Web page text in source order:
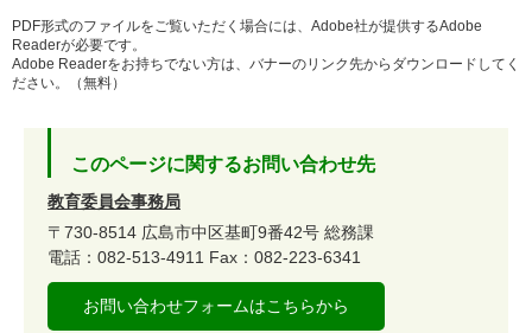
PDF形式のファイルをご覧いただく場合には、Adobe社が提供するAdobe
Readerが必要です。
Adobe Readerをお持ちでない方は、バナーのリンク先からダウンロードしてく
ださい。（無料）
このページに関するお問い合わせ先
教育委員会事務局
〒730-8514 広島市中区基町9番42号 総務課
電話：082-513-4911 Fax：082-223-6341
お問い合わせフォームはこちらから